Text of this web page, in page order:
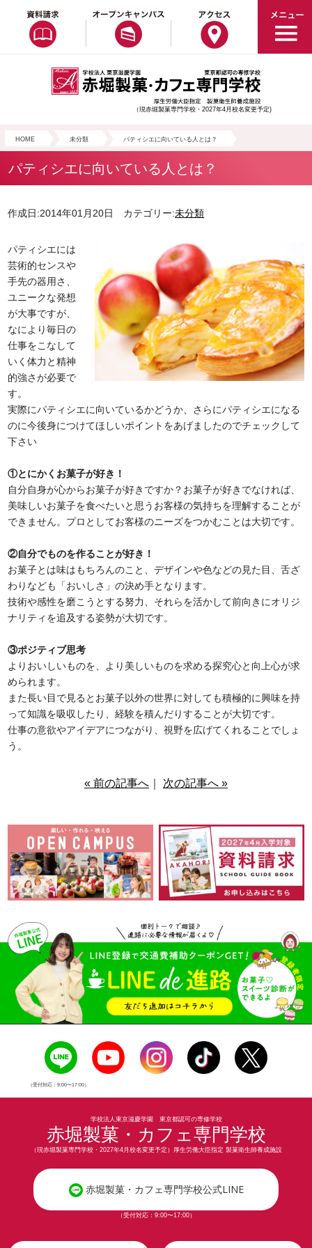
（現赤堀製菓専門学校・2027年4月校名変更予定)
HOME 未分類 パティシエに向いている人とは？
パティシエに向いている人とは？
作成日:2014年01月20日 カテゴリー:未分類
パティシエには
芸術的センスや
手先の器用さ、
ユニークな発想
が大事ですが、
なにより毎日の
仕事をこなして
いく体力と精神
的強さが必要で
す。
実際にパティシエに向いているかどうか、さらにパティシエになる
のに今後身につけてほしいポイントをあげましたのでチェックして
下さい
①とにかくお菓子が好き！
自分自身が心からお菓子が好きですか？お菓子が好きでなければ、
美味しいお菓子を食べたいと思うお客様の気持ちを理解することが
できません。プロとしてお客様のニーズをつかむことは大切です。
②自分でものを作ることが好き！
お菓子とは味はもちろんのこと、デザインや色などの見た目、舌ざ
わりなども「おいしさ」の決め手となります。
技術や感性を磨こうとする努力、それらを活かして前向きにオリジ
ナリティを追及する姿勢が大切です。
③ポジティブ思考
よりおいしいものを、より美しいものを求める探究心と向上心が求
められます。
また長い目で見るとお菓子以外の世界に対しても積極的に興味を持
って知識を吸収したり、経験を積んだりすることが大切です。
仕事の意欲やアイデアにつながり、視野を広げてくれることでしょ
う。
« 前の記事へ 次の記事へ »
（受付対応：9:00〜17:00）
学校法人東京滋慶学園 東京都認可の専修学校
赤堀製菓・カフェ専門学校
（現赤堀製菓専門学校・2027年4月校名変更予定）厚生労働大臣指定 製菓衛生師養成施設
赤堀製菓・カフェ専門学校公式LINE
（受付対応：9:00〜17:00）